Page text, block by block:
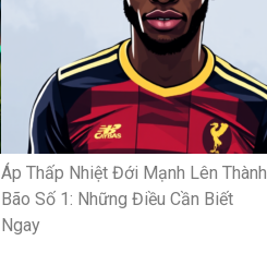
Áp Thấp Nhiệt Đới Mạnh Lên Thành
Bão Số 1: Những Điều Cần Biết
Ngay